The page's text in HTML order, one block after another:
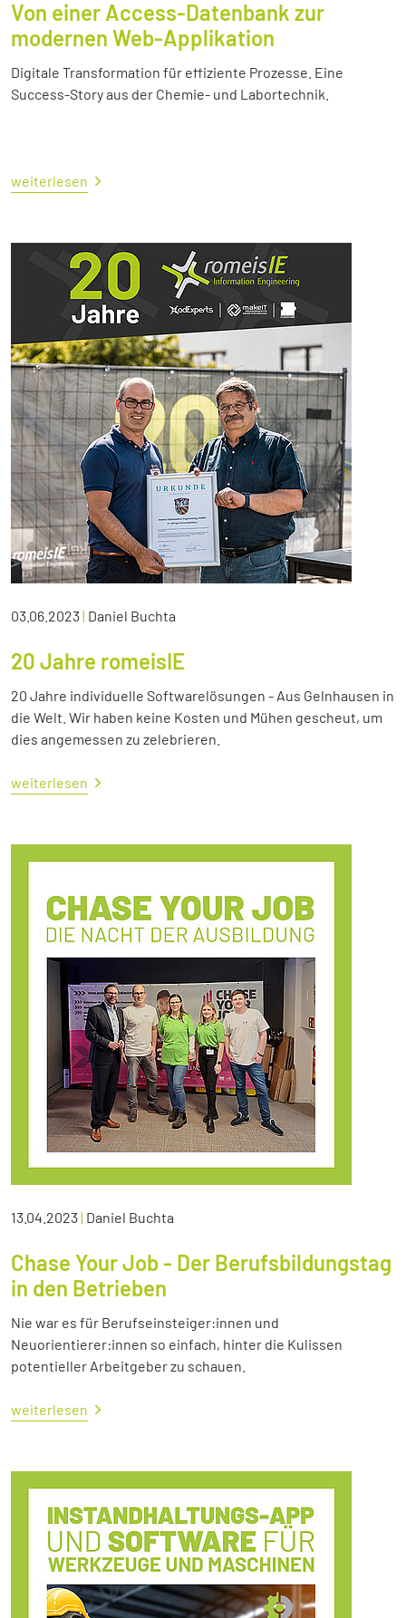
Von einer Access-Datenbank zur
modernen Web-Applikation
Digitale Transformation für effiziente Prozesse. Eine
Success-Story aus der Chemie- und Labortechnik.
weiterlesen
03.06.2023| Daniel Buchta
20 Jahre romeisIE
20 Jahre individuelle Softwarelösungen - Aus Gelnhausen in
die Welt. Wir haben keine Kosten und Mühen gescheut, um
dies angemessen zu zelebrieren.
weiterlesen
13.04.2023| Daniel Buchta
Chase Your Job - Der Berufsbildungstag
in den Betrieben
Nie war es für Berufseinsteiger:innen und
Neuorientierer:innen so einfach, hinter die Kulissen
potentieller Arbeitgeber zu schauen.
weiterlesen